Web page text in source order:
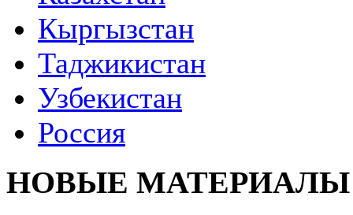
Кыргызстан
Таджикистан
Узбекистан
Россия
НОВЫЕ МАТЕРИАЛЫ